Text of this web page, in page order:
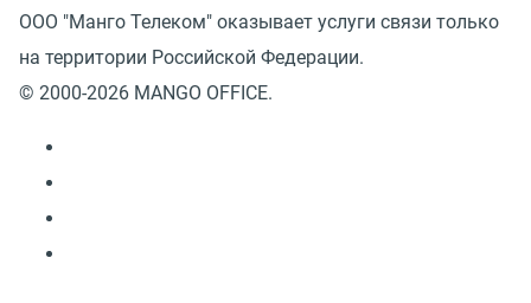
ООО "Манго Телеком" оказывает услуги связи только
на территории Российской Федерации.
© 2000-2026 MANGO OFFICE.